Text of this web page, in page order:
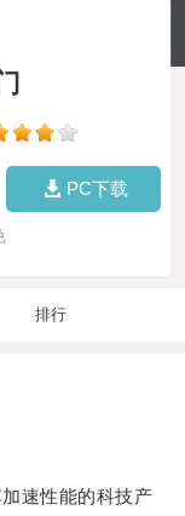
PC下载
排行
速性能的科技产